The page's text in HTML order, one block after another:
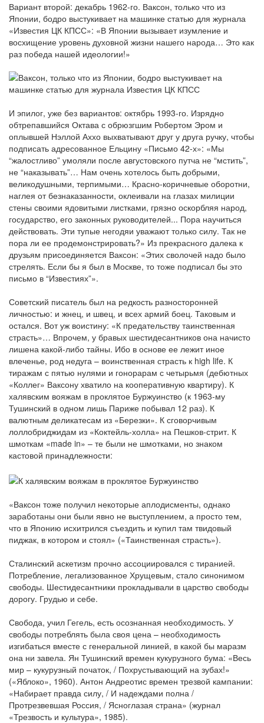
Вариант второй: декабрь 1962-го. Ваксон, только что из
Японии, бодро выстукивает на машинке статью для журнала
«Известия ЦК КПСС»: «В Японии вызывает изумление и
восхищение уровень духовной жизни нашего народа… Это как
раз победа нашей идеологии!»
И эпилог, уже без вариантов: октябрь 1993-го. Изрядно
обтрепавшийся Октава с обрюзгшим Робертом Эром и
оплывшей Нэллой Аххо выхватывают друг у друга ручку, чтобы
подписать адресованное Ельцину «Письмо 42-х»: «Мы
“жалостливо” умоляли после августовского путча не “мстить”,
не “наказывать”… Нам очень хотелось быть добрыми,
великодушными, терпимыми… Красно-коричневые оборотни,
наглея от безнаказанности, оклеивали на глазах милиции
стены своими ядовитыми листками, грязно оскорбляя народ,
государство, его законных руководителей... Пора научиться
действовать. Эти тупые негодяи уважают только силу. Так не
пора ли ее продемонстрировать?» Из прекрасного далека к
друзьям присоединяется Ваксон: «Этих сволочей надо было
стрелять. Если бы я был в Москве, то тоже подписал бы это
письмо в “Известиях”».
Советский писатель был на редкость разносторонней
личностью: и жнец, и швец, и всех армий боец. Таковым и
остался. Вот уж воистину: «К предательству таинственная
страсть»… Впрочем, у бравых шестидесантников она начисто
лишена какой-либо тайны. Ибо в основе ее лежит иное
влеченье, род недуга – воинственная страсть к high life. К
тиражам с пятью нулями и гонорарам с четырьмя (дебютных
«Коллег» Ваксону хватило на кооперативную квартиру). К
халявским вояжам в проклятое Буржуинство (к 1963-му
Тушинский в одном лишь Париже побывал 12 раз). К
валютным деликатесам из «Березки». К сговорчивым
лоллобриджидам из «Коктейль-холла» на Пешков-стрит. К
шмоткам «made in» – те были не шмотками, но знаком
кастовой принадлежности:
«Ваксон тоже получил некоторые аплодисменты, однако
заработаны они были явно не выступлением, а просто тем,
что в Японию исхитрился съездить и купил там твидовый
пиджак, в котором и стоял» («Таинственная страсть»).
Сталинский аскетизм прочно ассоциировался с тиранией.
Потребление, легализованное Хрущевым, стало синонимом
свободы. Шестидесантники прокладывали в царство свободы
дорогу. Грудью и себе.
Свобода, учил Гегель, есть осознанная необходимость. У
свободы потреблять была своя цена – необходимость
изгибаться вместе с генеральной линией, в какой бы маразм
она ни завела. Ян Тушинский времен кукурузного бума: «Весь
мир – кукурузный початок, / Похрустывающий на зубах!»
(«Яблоко», 1960). Антон Андреотис времен трезвой кампании:
«Набирает правда силу, / И надеждами полна /
Протрезвевшая Россия, / Ясноглазая страна» (журнал
«Трезвость и культура», 1985).